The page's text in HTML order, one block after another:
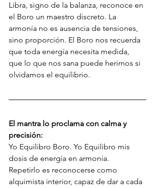
Libra, signo de la balanza, reconoce en
el Boro un maestro discreto. La
armonía no es ausencia de tensiones,
sino proporción. El Boro nos recuerda
que toda energía necesita medida,
que lo que nos sana puede herirnos si
olvidamos el equilibrio.
El mantra lo proclama con calma y
precisión:
Yo Equilibro Boro. Yo Equilibro mis
dosis de energía en armonía.
Repetirlo es reconocerse como
alquimista interior, capaz de dar a cada